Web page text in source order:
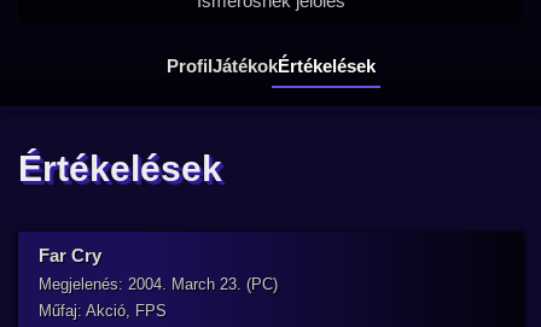
ProfilJátékokÉrtékelések
Értékelések
Far Cry
Megjelenés: 2004. March 23. (PC)
Műfaj: Akció, FPS